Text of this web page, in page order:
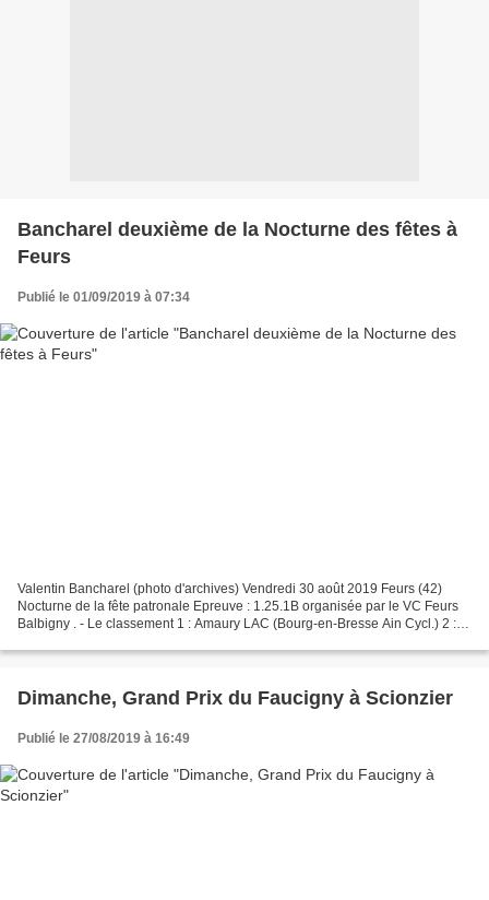
Bancharel deuxième de la Nocturne des fêtes à
Feurs
Publié le 01/09/2019 à 07:34
Valentin Bancharel (photo d'archives) Vendredi 30 août 2019 Feurs (42)
Nocturne de la fête patronale Epreuve : 1.25.1B organisée par le VC Feurs
Balbigny . - Le classement 1 : Amaury LAC (Bourg-en-Bresse Ain Cycl.) 2 :
Dimanche, Grand Prix du Faucigny à Scionzier
Publié le 27/08/2019 à 16:49